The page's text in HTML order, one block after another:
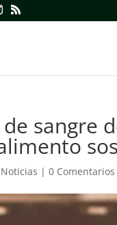
sangre
Noticias |0 Comentarios